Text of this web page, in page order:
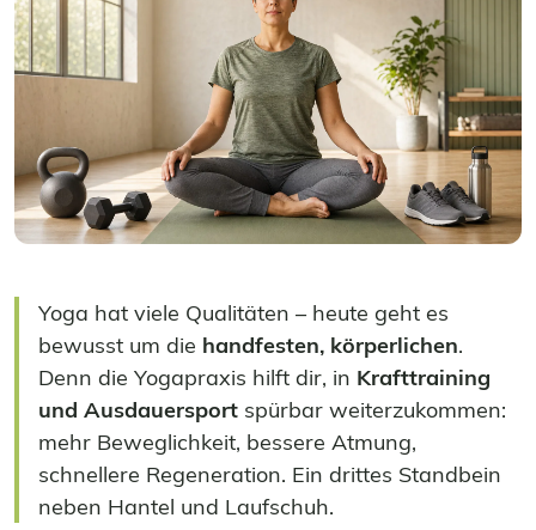
Yoga hat viele Qualitäten – heute geht es
bewusst um die handfesten, körperlichen.
Denn die Yogapraxis hilft dir, in Krafttraining
und Ausdauersport spürbar weiterzukommen:
mehr Beweglichkeit, bessere Atmung,
schnellere Regeneration. Ein drittes Standbein
neben Hantel und Laufschuh.